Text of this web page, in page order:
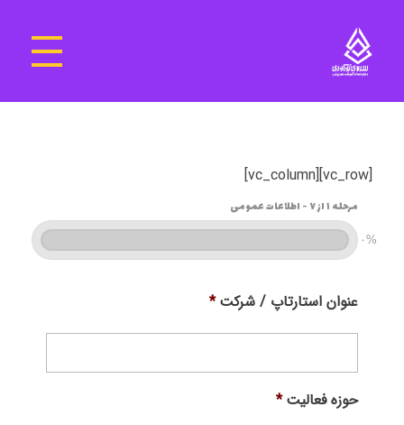
[vc_row][vc_column]
مرحله ۱ از ۷ - اطلاعات عمومی
۰%
عنوان استارتاپ / شرکت *
حوزه فعالیت *